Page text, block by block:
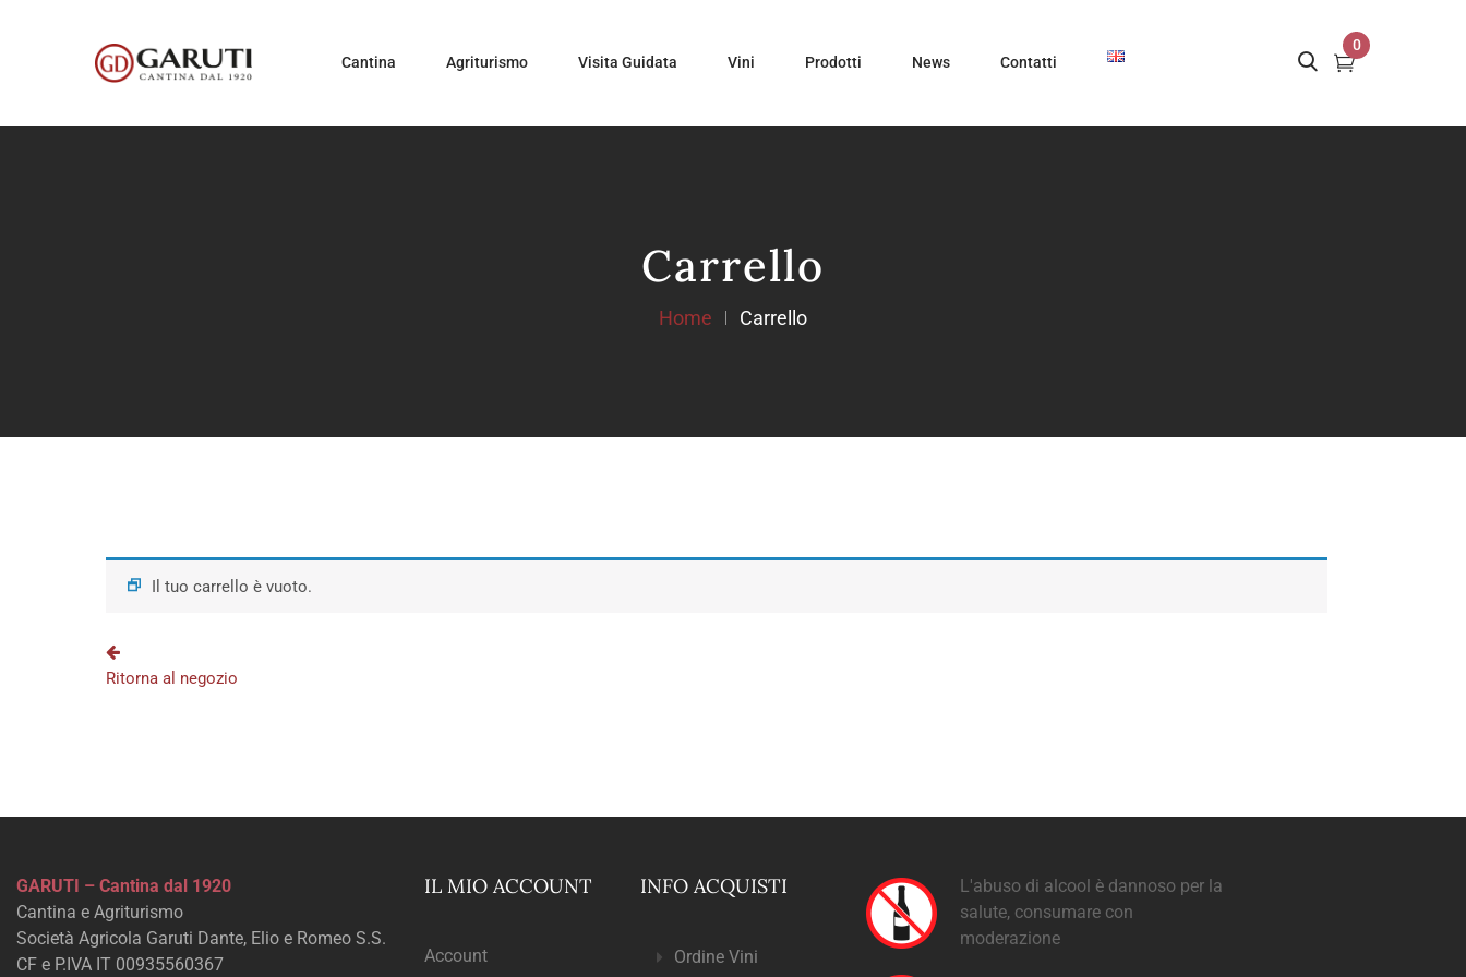
Cantina Agriturismo Visita Guidata Vini Prodotti News Contatti
0
Carrello
Home Carrello
Il tuo carrello è vuoto.
Ritorna al negozio
GARUTI – Cantina dal 1920
Cantina e Agriturismo
Società Agricola Garuti Dante, Elio e Romeo S.S.
CF e P.IVA IT 00935560367
IL MIO ACCOUNT
Account
INFO ACQUISTI
Ordine Vini
L'abuso di alcool è dannoso per la
salute, consumare con
moderazione